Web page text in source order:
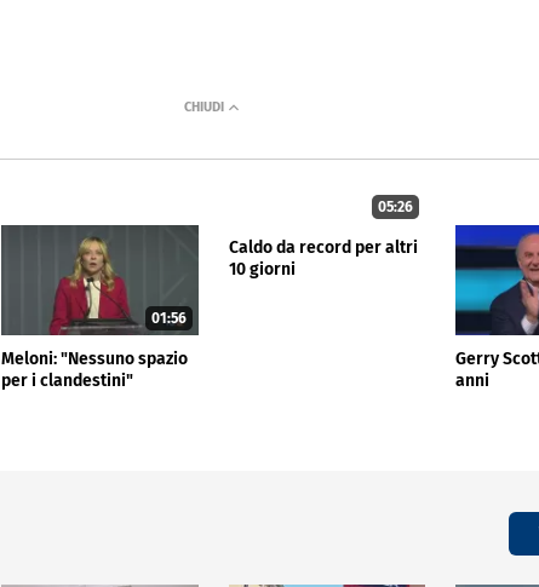
01:56
Meloni: "Nessuno spazio
per i clandestini"
05:26
Caldo da record per altri
10 giorni
Gerry
anni